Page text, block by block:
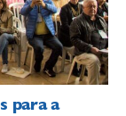
para a